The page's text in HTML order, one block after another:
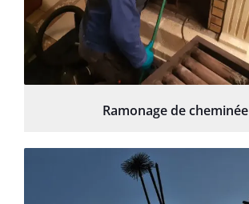
Ramonage de cheminée